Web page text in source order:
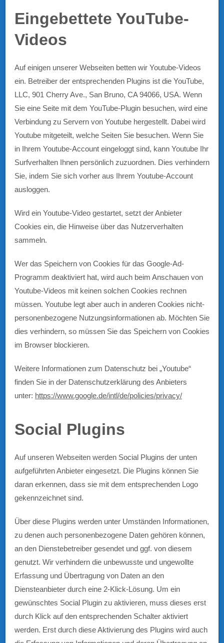
Eingebettete YouTube-
Videos
Auf einigen unserer Webseiten betten wir Youtube-Videos
ein. Betreiber der entsprechenden Plugins ist die YouTube,
LLC, 901 Cherry Ave., San Bruno, CA 94066, USA. Wenn
Sie eine Seite mit dem YouTube-Plugin besuchen, wird eine
Verbindung zu Servern von Youtube hergestellt. Dabei wird
Youtube mitgeteilt, welche Seiten Sie besuchen. Wenn Sie
in Ihrem Youtube-Account eingeloggt sind, kann Youtube Ihr
Surfverhalten Ihnen persönlich zuzuordnen. Dies verhindern
Sie, indem Sie sich vorher aus Ihrem Youtube-Account
ausloggen.
Wird ein Youtube-Video gestartet, setzt der Anbieter
Cookies ein, die Hinweise über das Nutzerverhalten
sammeln.
Wer das Speichern von Cookies für das Google-Ad-
Programm deaktiviert hat, wird auch beim Anschauen von
Youtube-Videos mit keinen solchen Cookies rechnen
müssen. Youtube legt aber auch in anderen Cookies nicht-
personenbezogene Nutzungsinformationen ab. Möchten Sie
dies verhindern, so müssen Sie das Speichern von Cookies
im Browser blockieren.
Weitere Informationen zum Datenschutz bei „Youtube“
finden Sie in der Datenschutzerklärung des Anbieters
unter: https://www.google.de/intl/de/policies/privacy/
Social Plugins
Auf unseren Webseiten werden Social Plugins der unten
aufgeführten Anbieter eingesetzt. Die Plugins können Sie
daran erkennen, dass sie mit dem entsprechenden Logo
gekennzeichnet sind.
Über diese Plugins werden unter Umständen Informationen,
zu denen auch personenbezogene Daten gehören können,
an den Dienstebetreiber gesendet und ggf. von diesem
genutzt. Wir verhindern die unbewusste und ungewollte
Erfassung und Übertragung von Daten an den
Diensteanbieter durch eine 2-Klick-Lösung. Um ein
gewünschtes Social Plugin zu aktivieren, muss dieses erst
durch Klick auf den entsprechenden Schalter aktiviert
werden. Erst durch diese Aktivierung des Plugins wird auch